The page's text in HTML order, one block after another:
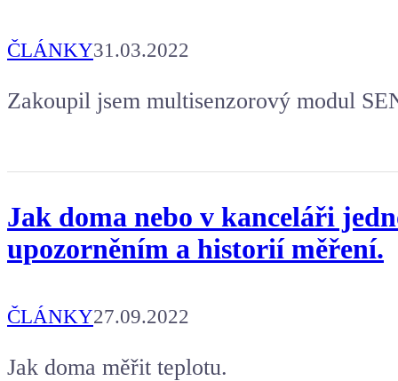
ČLÁNKY31.03.2022
Zakoupil jsem multisenzorový modul
Jak doma nebo v kanceláři
upozorněním a historií měření.
ČLÁNKY27.09.2022
Jak doma měřit teplotu.